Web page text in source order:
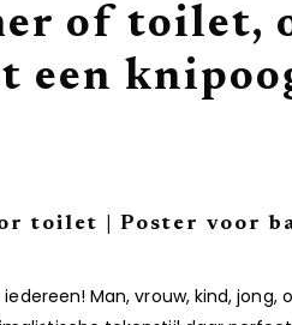
of toilet,
toilet | Poster voor
Man, vrouw, kind, jong,